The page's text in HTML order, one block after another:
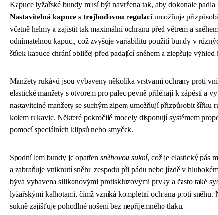
Kapuce lyžařské bundy musí být navržena tak, aby dokonale
Nastavitelná kapuce s trojbodovou regulacíumožňuje
včetně helmy a zajistit tak maximální ochranu před větrem a
odnímatelnou kapuci, což zvyšuje variabilitu použití bundy v
štítek kapuce chrání obličej před padající sněhem a zlepšuje výhled
Manžety rukávů jsou vybaveny několika vrstvami ochrany proti
elastické manžety s otvorem pro palec pevně přiléhají k zápěstí a
nastavitelné manžety se suchým zipem umožňují přizpůsobit šířku
kolem rukavic. Některé pokročilé modely disponují systémem
pomocí speciálních klipsů nebo smyček.
Spodní lem bundy je opatřen sněhovou sukní, což je elastický pás
a zabraňuje vniknutí sněhu zespodu při pádu nebo jízdě v
bývá vybavena silikonovými protiskluzovými prvky a často také
lyžařskými kalhotami, čímž vzniká kompletní ochrana proti sněhu.
sukně zajišťuje pohodlné nošení bez nepříjemného tlaku.